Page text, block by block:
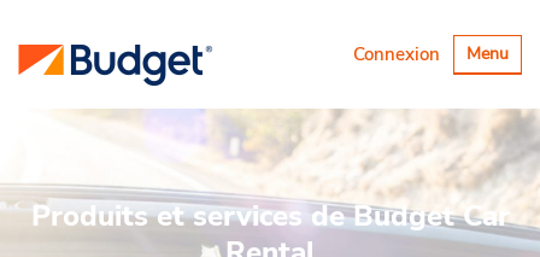
Basculer
la
Menu
Connexion
Produits et services de Budget Car